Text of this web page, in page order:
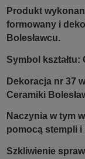
Produkt
formowany i
Bolesławcu.
Symbol kształtu:
Dekoracja nr 37
Ceramiki
Naczynia w tym
pomocą stempli i
Szkliwienie